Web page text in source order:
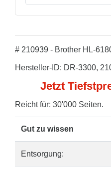
# 210939 - Brother HL-
Hersteller-ID: DR-3300,
Jetzt
Reicht für: 30'000 Seiten.
Gut zu wissen
Entsorgung: